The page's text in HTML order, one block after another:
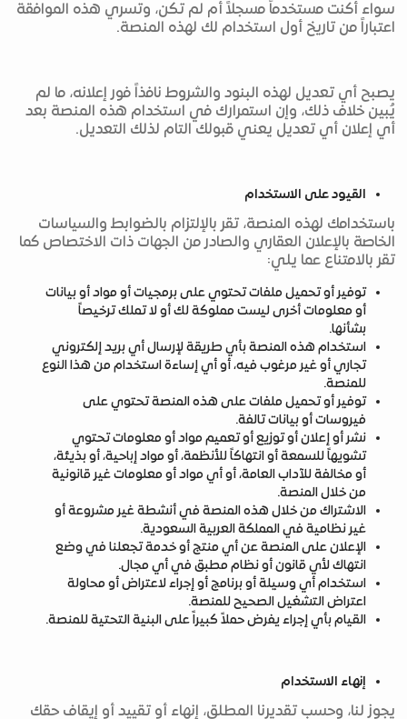
سواء أكنت مستخدماً مسجلاً أم لم تكن، وتسري هذه الموافقة
اعتباراً من تاريخ أول استخدام لك لهذه المنصة.
يصبح أي تعديل لهذه البنود والشروط نافذاً فور إعلانه، ما لم
يُبين خلاف ذلك، وإن استمرارك في استخدام هذه المنصة بعد
أي إعلان أي تعديل يعني قبولك التام لذلك التعديل.
القيود على الاستخدام
باستخدامك لهذه المنصة، تقر بالإلتزام بالضوابط والسياسات
الخاصة بالإعلان العقاري والصادر من الجهات ذات الاختصاص كما
تقر بالامتناع عما يلي:
توفير أو تحميل ملفات تحتوي على برمجيات أو مواد أو بيانات
أو معلومات أخرى ليست مملوكة لك أو لا تملك ترخيصاً
بشأنها.
استخدام هذه المنصة بأي طريقة لإرسال أي بريد إلكتروني
تجاري أو غير مرغوب فيه، أو أي إساءة استخدام من هذا النوع
للمنصة.
توفير أو تحميل ملفات على هذه المنصة تحتوي على
فيروسات أو بيانات تالفة.
نشر أو إعلان أو توزيع أو تعميم مواد أو معلومات تحتوي
تشويهاً للسمعة أو انتهاكاً للأنظمة، أو مواد إباحية، أو بذيئة،
أو مخالفة للآداب العامة، أو أي مواد أو معلومات غير قانونية
من خلال المنصة.
الاشتراك من خلال هذه المنصة في أنشطة غير مشروعة أو
غير نظامية في المملكة العربية السعودية.
الإعلان على المنصة عن أي منتج أو خدمة تجعلنا في وضع
انتهاك لأي قانون أو نظام مطبق في أي مجال.
استخدام أي وسيلة أو برنامج أو إجراء لاعتراض أو محاولة
اعتراض التشغيل الصحيح للمنصة.
القيام بأي إجراء يفرض حملاً كبيراً على البنية التحتية للمنصة.
إنهاء الاستخدام
يجوز لنا، وحسب تقديرنا المطلق، إنهاء أو تقييد أو إيقاف حقك